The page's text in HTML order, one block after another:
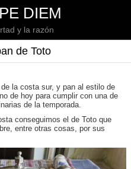
DIEM
y la razón
de Toto
la costa sur, y pan al estilo de
de hoy para cumplir con una de
de la temporada.
conseguimos el de Toto que
entre otras cosas, por sus